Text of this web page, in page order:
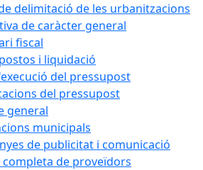
delimitació de les urbanitzacions
de caràcter general
fiscal
i liquidació
del pressupost
del pressupost
general
municipals
de publicitat i comunicació
completa de proveïdors